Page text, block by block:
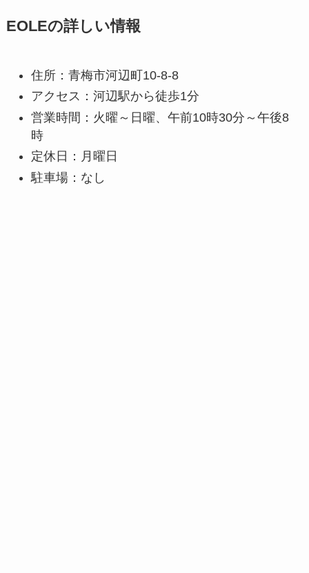
EOLEの詳しい情報
住所：青梅市河辺町10-8-8
アクセス：河辺駅から徒歩1分
営業時間：火曜～日曜、午前10時30分～午後8
時
定休日：月曜日
駐車場：なし